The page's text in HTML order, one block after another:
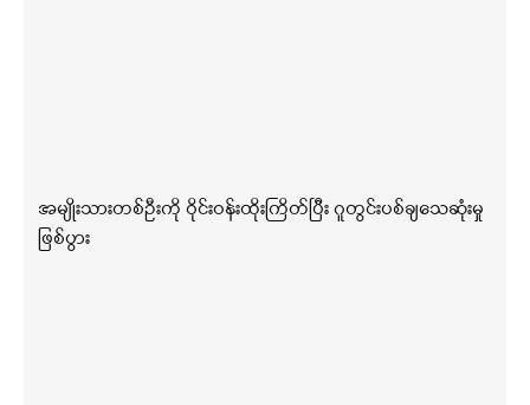
အမျိုးသားတစ်ဦးကို ဝိုင်းဝန်းထိုးကြိတ်ပြီး ဂူတွင်းပစ်ချသေဆုံးမှု
ဖြစ်ပွား